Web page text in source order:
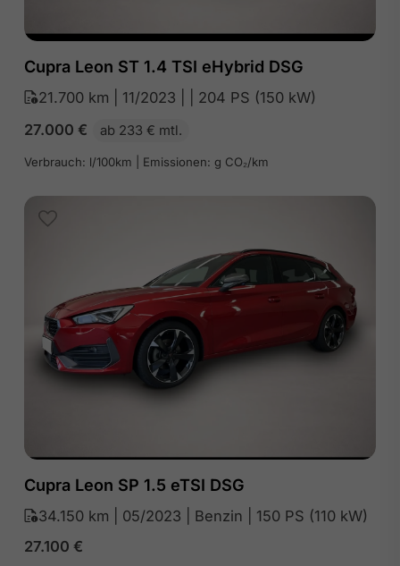
Cupra Leon ST 1.4 TSI eHybrid DSG
21.700 km | 11/2023 | | 204 PS (150 kW)
27.000 € ab 233 € mtl.
Verbrauch: l/100km | Emissionen: g CO₂/km
Cupra Leon SP 1.5 eTSI DSG
34.150 km | 05/2023 | Benzin | 150 PS (110 kW)
27.100 €